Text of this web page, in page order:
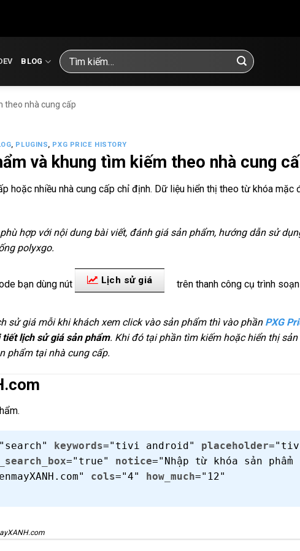
BLOG
Tìm
kiếm:
theo nhà cung cấp
, PLUGINS, PXG PRICE HISTORY
và khung tìm kiếm theo nhà cung
hoặc nhiều nhà cung cấp chỉ định. Dữ liệu hiển thị theo từ khóa mặc
hợp với nội dung bài viết, đánh giá sản phẩm, hướng dẫn sử
polyxgo.
bạn dùng nút Lịch sử giá trên thanh công cụ trình
sử giá mỗi khi khách xem click vào sản phẩm thì vào phần PXG
lịch sử giá sản phẩm. Khi đó tại phần tìm kiếm hoặc hiển thị
phẩm tại nhà cung cấp.
keywords="tivi android" placeholder
="true" notice="Nhập từ khóa sản phẩm
cols="4" how_much="12"